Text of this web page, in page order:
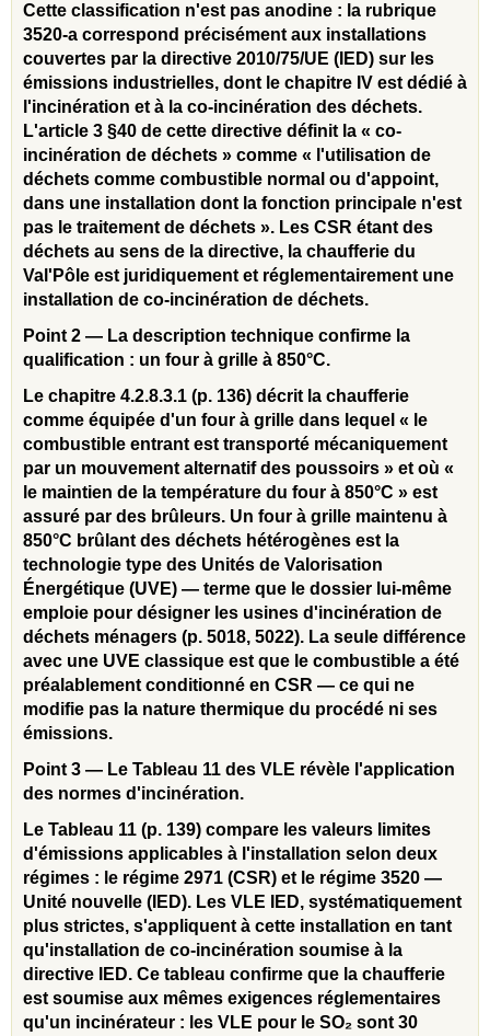
Cette classification n'est pas anodine : la rubrique
3520-a correspond précisément aux installations
couvertes par la directive 2010/75/UE (IED) sur les
émissions industrielles, dont le chapitre IV est dédié à
l'incinération et à la co-incinération des déchets.
L'article 3 §40 de cette directive définit la « co-
incinération de déchets » comme « l'utilisation de
déchets comme combustible normal ou d'appoint,
dans une installation dont la fonction principale n'est
pas le traitement de déchets ». Les CSR étant des
déchets au sens de la directive, la chaufferie du
Val'Pôle est juridiquement et réglementairement une
installation de co-incinération de déchets.
Point 2 — La description technique confirme la
qualification : un four à grille à 850°C.
Le chapitre 4.2.8.3.1 (p. 136) décrit la chaufferie
comme équipée d'un four à grille dans lequel « le
combustible entrant est transporté mécaniquement
par un mouvement alternatif des poussoirs » et où «
le maintien de la température du four à 850°C » est
assuré par des brûleurs. Un four à grille maintenu à
850°C brûlant des déchets hétérogènes est la
technologie type des Unités de Valorisation
Énergétique (UVE) — terme que le dossier lui-même
emploie pour désigner les usines d'incinération de
déchets ménagers (p. 5018, 5022). La seule différence
avec une UVE classique est que le combustible a été
préalablement conditionné en CSR — ce qui ne
modifie pas la nature thermique du procédé ni ses
émissions.
Point 3 — Le Tableau 11 des VLE révèle l'application
des normes d'incinération.
Le Tableau 11 (p. 139) compare les valeurs limites
d'émissions applicables à l'installation selon deux
régimes : le régime 2971 (CSR) et le régime 3520 —
Unité nouvelle (IED). Les VLE IED, systématiquement
plus strictes, s'appliquent à cette installation en tant
qu'installation de co-incinération soumise à la
directive IED. Ce tableau confirme que la chaufferie
est soumise aux mêmes exigences réglementaires
qu'un incinérateur : les VLE pour le SO₂ sont 30